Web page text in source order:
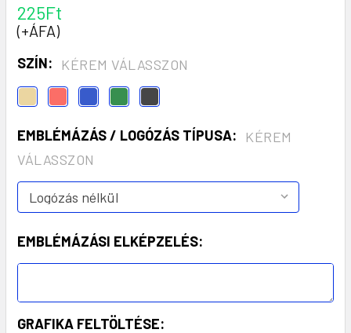
225Ft
(+ÁFA)
SZÍN: KÉREM VÁLASSZON
EMBLÉMÁZÁS / LOGÓZÁS TÍPUSA:
KÉREM
VÁLASSZON
EMBLÉMÁZÁSI ELKÉPZELÉS:
GRAFIKA FELTÖLTÉSE: